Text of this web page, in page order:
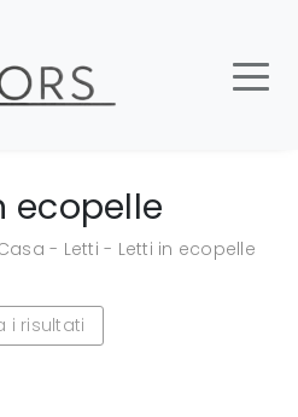
ecopelle
- Letti - Letti in ecopelle
i risultati